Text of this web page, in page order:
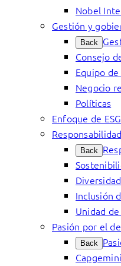
Nobel
Gestión y
Back
Consejo
Equipo
Negocio
Políticas
Enfoque de
Back
Inclusión
Unidad
Pasión por el
Back